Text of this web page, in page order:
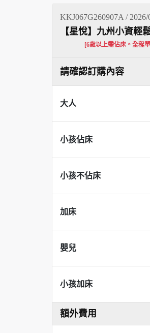
KKJ067G260907A / 2026/
【星悅】九州小資輕
[6歲以上需佔床。全程
請確認訂購內容
大人
小孩佔床
小孩不佔床
加床
嬰兒
小孩加床
額外費用